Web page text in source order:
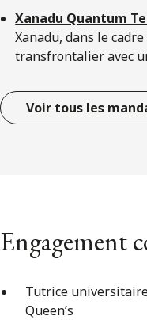
Xanadu Quantum
Xanadu, dans le
transfrontalier avec
Voir tous les
Engagement
Tutrice
Queen’s